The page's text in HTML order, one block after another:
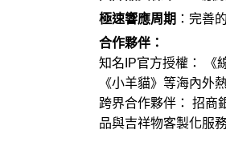
極速響應周期 ：完善
合作夥伴：
知名IP官方授權： 《
《小羊貓》等海內外
跨界合作夥伴： 招商
品與吉祥物客製化服